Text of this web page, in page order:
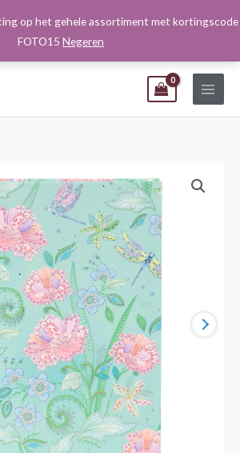
op het gehele assortiment met kortingscode
FOTO15 Negeren